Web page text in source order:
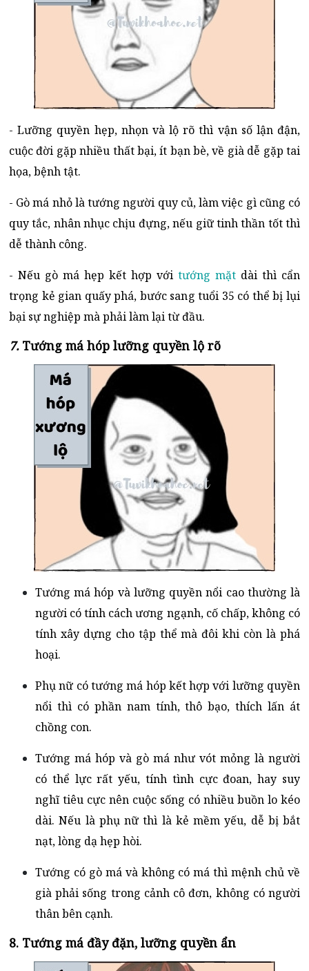
- Lưỡng quyền hẹp, nhọn và lộ rõ thì vận số lận đận,
cuộc đời gặp nhiều thất bại, ít bạn bè, về già dễ gặp tai
họa, bệnh tật.
- Gò má nhỏ là tướng người quy củ, làm việc gì cũng có
quy tắc, nhân nhục chịu đựng, nếu giữ tinh thần tốt thì
dễ thành công.
- Nếu gò má hẹp kết hợp với tướng mặt dài thì cẩn
trọng kẻ gian quấy phá, bước sang tuổi 35 có thể bị lụi
bại sự nghiệp mà phải làm lại từ đầu.
7. Tướng má hóp lưỡng quyền lộ rõ
Tướng má hóp và lưỡng quyền nổi cao thường là
người có tính cách ương ngạnh, cố chấp, không có
tính xây dựng cho tập thể mà đôi khi còn là phá
hoại.
Phụ nữ có tướng má hóp kết hợp với lưỡng quyền
nổi thì có phần nam tính, thô bạo, thích lấn át
chồng con.
Tướng má hóp và gò má như vót mỏng là người
có thể lực rất yếu, tính tình cực đoan, hay suy
nghĩ tiêu cực nên cuộc sống có nhiều buồn lo kéo
dài. Nếu là phụ nữ thì là kẻ mềm yếu, dễ bị bắt
nạt, lòng dạ hẹp hòi.
Tướng có gò má và không có má thì mệnh chủ về
già phải sống trong cảnh cô đơn, không có người
thân bên cạnh.
8. Tướng má đầy đặn, lưỡng quyền ẩn